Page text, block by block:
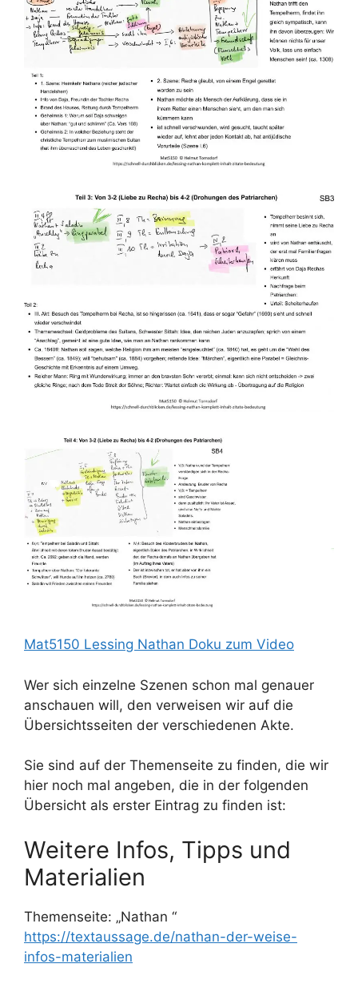
Mat5150 Lessing Nathan Doku zum Video
Wer sich einzelne Szenen schon mal genauer
anschauen will, den verweisen wir auf die
Übersichtsseiten der verschiedenen Akte.
Sie sind auf der Themenseite zu finden, die wir
hier noch mal angeben, die in der folgenden
Übersicht als erster Eintrag zu finden ist:
Weitere Infos, Tipps und
Materialien
Themenseite: „Nathan “
https://textaussage.de/nathan-der-weise-
infos-materialien